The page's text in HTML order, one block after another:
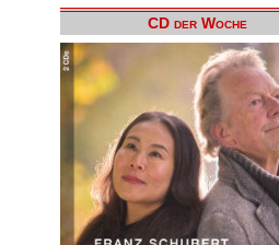
CD der Woche